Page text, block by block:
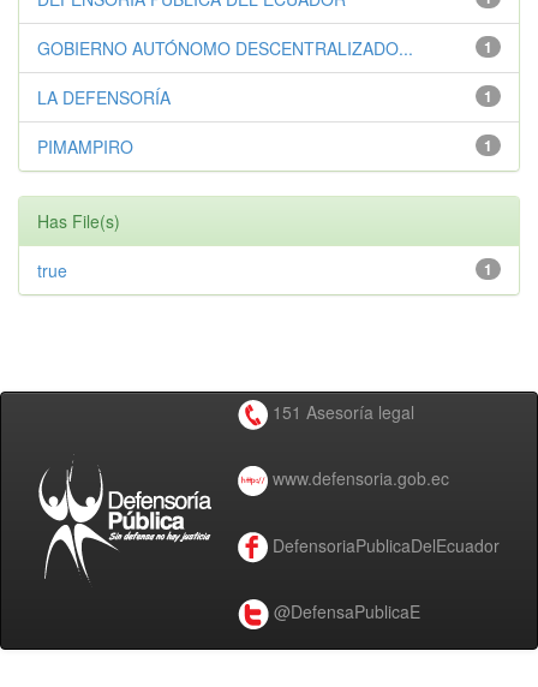
1
GOBIERNO AUTÓNOMO DESCENTRALIZADO...
1
LA DEFENSORÍA
1
PIMAMPIRO
Has File(s)
1
true
151 Asesoría legal
www.defensoria.gob.ec
DefensoriaPublicaDelEcuador
@DefensaPublicaE